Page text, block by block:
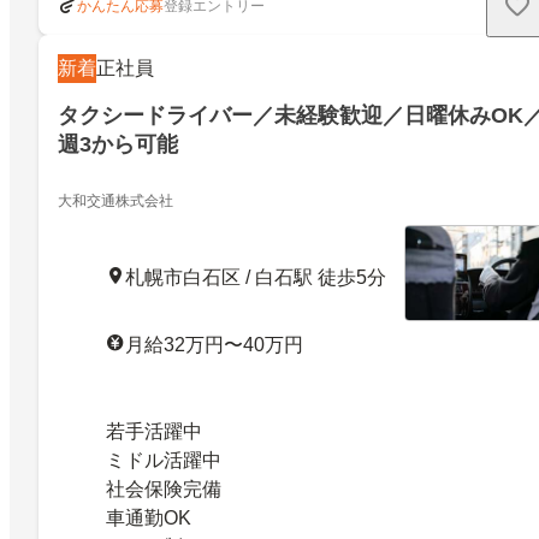
かんたん応募登録エントリー
新着正社員
タクシードライバー／未経験歓迎／日曜休みOK
週3から可能
大和交通株式会社
札幌市白石区 / 白石駅 徒歩5分
月給32万円〜40万円
若手活躍中
ミドル活躍中
社会保険完備
車通勤OK